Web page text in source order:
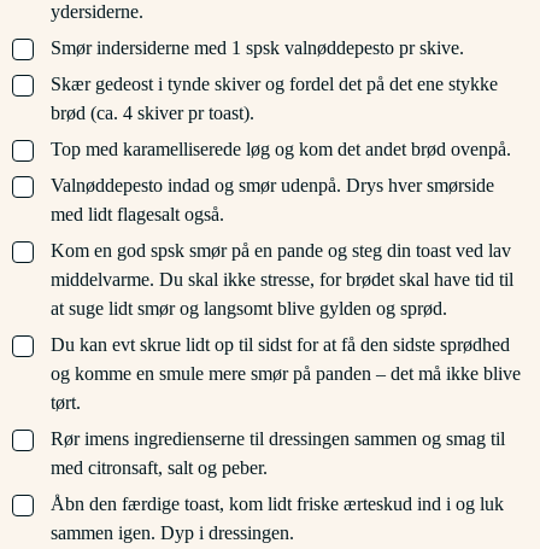
ydersiderne.
▢
Smør indersiderne med 1 spsk valnøddepesto pr skive.
▢
Skær gedeost i tynde skiver og fordel det på det ene stykke
brød (ca. 4 skiver pr toast).
▢
Top med karamelliserede løg og kom det andet brød ovenpå.
▢
Valnøddepesto indad og smør udenpå. Drys hver smørside
med lidt flagesalt også.
▢
Kom en god spsk smør på en pande og steg din toast ved lav
middelvarme. Du skal ikke stresse, for brødet skal have tid til
at suge lidt smør og langsomt blive gylden og sprød.
▢
Du kan evt skrue lidt op til sidst for at få den sidste sprødhed
og komme en smule mere smør på panden – det må ikke blive
tørt.
▢
Rør imens ingredienserne til dressingen sammen og smag til
med citronsaft, salt og peber.
▢
Åbn den færdige toast, kom lidt friske ærteskud ind i og luk
sammen igen. Dyp i dressingen.